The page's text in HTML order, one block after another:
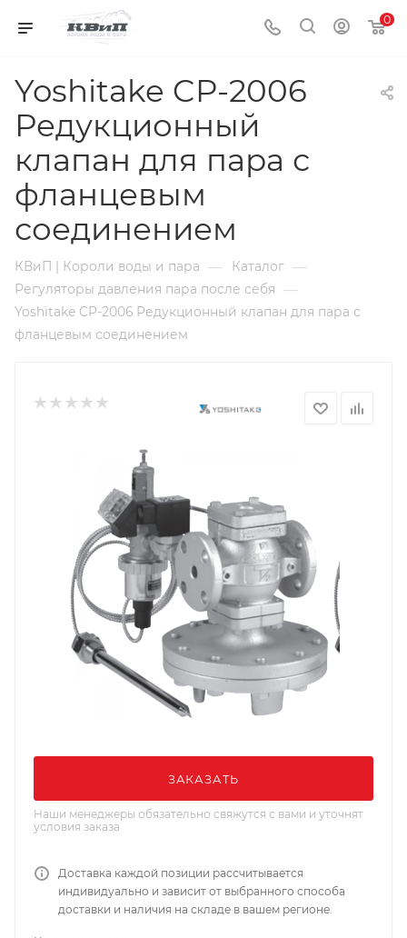
0
Yoshitake CP-2006
Редукционный
клапан для пара с
фланцевым
соединением
КВиП | Короли воды и пара — Каталог —
Регуляторы давления пара после себя —
Yoshitake CP-2006 Редукционный клапан для пара с
фланцевым соединением
ЗАКАЗАТЬ
Наши менеджеры обязательно свяжутся с вами и уточнят
условия заказа
Доставка каждой позиции рассчитывается
индивидуально и зависит от выбранного способа
доставки и наличия на складе в вашем регионе.